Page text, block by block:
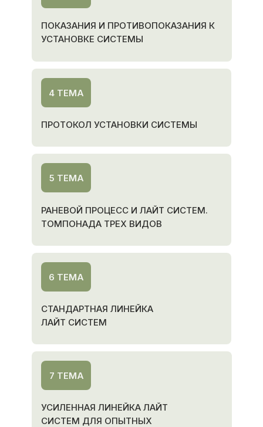
ПОКАЗАНИЯ И ПРОТИВОПОКАЗАНИЯ К
УСТАНОВКЕ СИСТЕМЫ
ПРОТОКОЛ УСТАНОВКИ СИСТЕМЫ
4 ТЕМА
РАНЕВОЙ ПРОЦЕСС И ЛАЙТ СИСТЕМ.
ТОМПОНАДА ТРЕХ ВИДОВ
5 ТЕМА
СТАНДАРТНАЯ ЛИНЕЙКА
ЛАЙТ СИСТЕМ
6 ТЕМА
УСИЛЕННАЯ ЛИНЕЙКА ЛАЙТ
СИСТЕМ ДЛЯ ОПЫТНЫХ
7 ТЕМА